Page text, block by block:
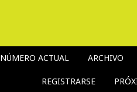
NÚMERO ACTUAL ARCHIVO
REGISTRARSE